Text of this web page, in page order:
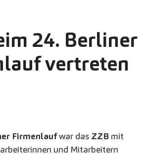
24. Berliner
vertreten
Firmenlaufwar das ZZB mit
und Mitarbeitern